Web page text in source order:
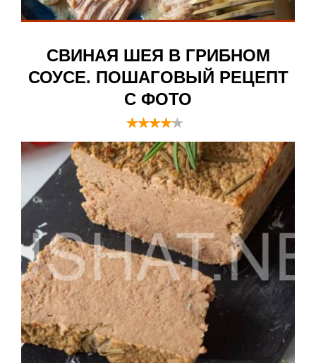
СВИНАЯ ШЕЯ В ГРИБНОМ
СОУСЕ. ПОШАГОВЫЙ РЕЦЕПТ
С ФОТО